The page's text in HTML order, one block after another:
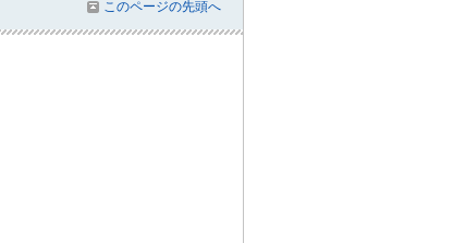
このページの先頭へ